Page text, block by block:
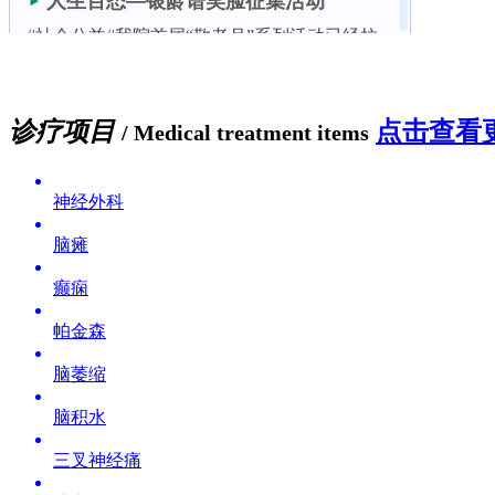
诊疗项目 / Medical treatment items 点击查看
神经外科
脑瘫
癫痫
帕金森
脑萎缩
脑积水
三叉神经痛